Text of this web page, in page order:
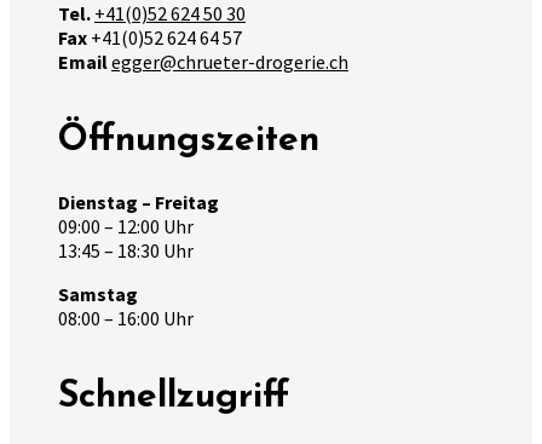
Tel. +41(0)52 624 50 30
Fax +41(0)52 624 64 57
Emailegger@chrueter-drogerie.ch
Öffnungszeiten
Dienstag – Freitag
09:00 – 12:00 Uhr
13:45 – 18:30 Uhr
Samstag
08:00 – 16:00 Uhr
Schnellzugriff